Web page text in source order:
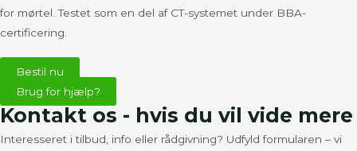
for mørtel. Testet som en del af CT-systemet under BBA-
certificering.
Bestil nu
Brug for hjælp?
Kontakt os - hvis du vil vide mere
Interesseret i tilbud, info eller rådgivning? Udfyld formularen – vi